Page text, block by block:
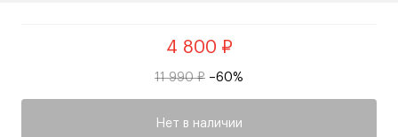
4 800 ₽
11 990 ₽ –60%
Нет в наличии